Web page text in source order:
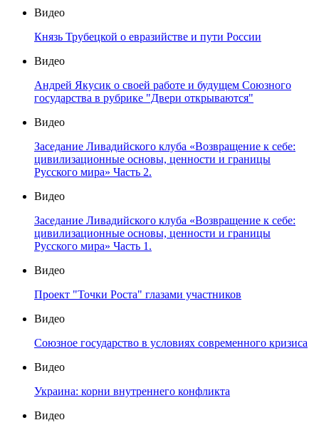
Видео
Князь Трубецкой о евразийстве и пути России
Видео
Андрей Якусик о своей работе и будущем Союзного
государства в рубрике "Двери открываются"
Видео
Заседание Ливадийского клуба «Возвращение к себе:
цивилизационные основы, ценности и границы
Русского мира» Часть 2.
Видео
Заседание Ливадийского клуба «Возвращение к себе:
цивилизационные основы, ценности и границы
Русского мира» Часть 1.
Видео
Проект "Точки Роста" глазами участников
Видео
Союзное государство в условиях современного кризиса
Видео
Украина: корни внутреннего конфликта
Видео